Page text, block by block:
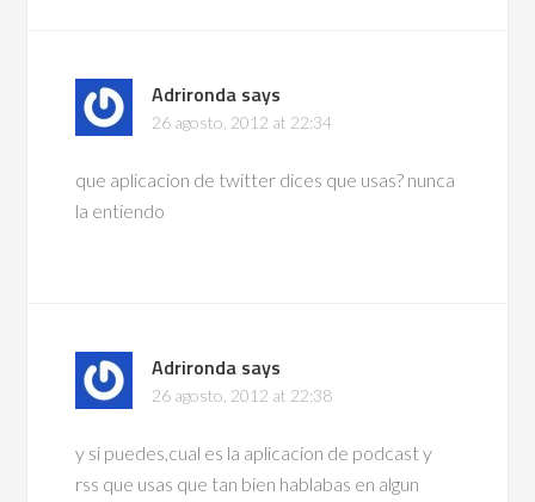
Adrironda says
26 agosto, 2012 at 22:34
que aplicacion de twitter dices que usas? nunca
la entiendo
Adrironda says
26 agosto, 2012 at 22:38
y si puedes,cual es la aplicacion de podcast y
rss que usas que tan bien hablabas en algun